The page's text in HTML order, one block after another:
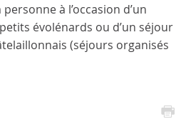
à l’occasion d’un
évolénards ou d’un séjour
(séjours organisés